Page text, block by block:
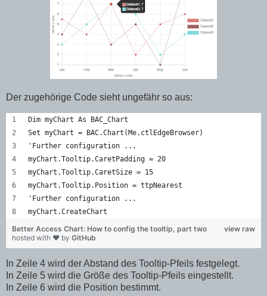
Der zugehörige Code sieht ungefähr so aus:
Dim myChart As BAC_Chart
Set myChart = BAC.Chart(Me.ctlEdgeBrowser)
'Further configuration ...
myChart.Tooltip.CaretPadding = 20
myChart.Tooltip.CaretSize = 15
myChart.Tooltip.Position = ttpNearest
'Further configuration ...
myChart.CreateChart
view raw
Better Access Chart: How to config the tooltip, part two
hosted with ❤ by GitHub
In Zeile 4 wird der Abstand des Tooltip-Pfeils festgelegt.
In Zeile 5 wird die Größe des Tooltip-Pfeils eingestellt.
In Zeile 6 wird die Position bestimmt.